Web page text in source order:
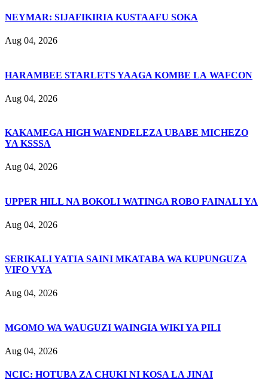
NEYMAR: SIJAFIKIRIA KUSTAAFU SOKA
Aug 04, 2026
HARAMBEE STARLETS YAAGA KOMBE LA WAFCON
Aug 04, 2026
KAKAMEGA HIGH WAENDELEZA UBABE MICHEZO
YA KSSSA
Aug 04, 2026
UPPER HILL NA BOKOLI WATINGA ROBO FAINALI YA
Aug 04, 2026
SERIKALI YATIA SAINI MKATABA WA KUPUNGUZA
VIFO VYA
Aug 04, 2026
MGOMO WA WAUGUZI WAINGIA WIKI YA PILI
Aug 04, 2026
NCIC: HOTUBA ZA CHUKI NI KOSA LA JINAI